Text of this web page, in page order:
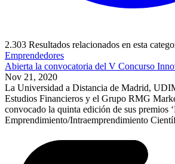
2.303 Resultados relacionados en esta
Emprendedores
Abierta la convocatoria del V Concurso
Nov 21, 2020
La Universidad a Distancia de Madrid,
Estudios Financieros y el Grupo RMG
convocado la quinta edición de sus premios
Emprendimiento/Intraemprendimiento